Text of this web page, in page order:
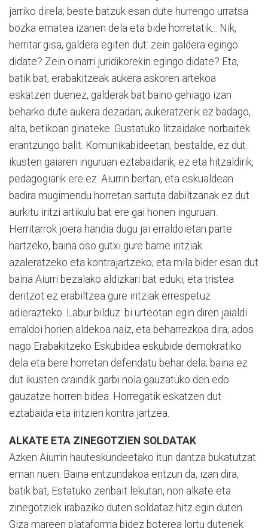
jarriko direla; beste batzuk esan dute hurrengo urratsa
bozka ematea izanen dela eta bide horretatik... Nik,
herritar gisa, galdera egiten dut: zein galdera egingo
didate? Zein oinarri juridikorekin egingo didate? Eta,
batik bat, erabakitzeak aukera askoren artekoa
eskatzen duenez, galderak bat baino gehiago izan
beharko dute aukera dezadan; aukeratzerik ez badago,
alta, betikoan ginateke. Gustatuko litzaidake norbaitek
erantzungo balit. Komunikabideetan, bestalde, ez dut
ikusten gaiaren inguruan eztabaidarik, ez eta hitzaldirik,
pedagogiarik ere ez. Aiurrin bertan, eta eskualdean
badira mugimendu horretan sartuta dabiltzanak ez dut
aurkitu iritzi artikulu bat ere gai honen inguruan.
Herritarrok joera handia dugu jai erraldoietan parte
hartzeko, baina oso gutxi gure barne iritziak
azaleratzeko eta kontrajartzeko; eta mila bider esan dut
baina Aiurri bezalako aldizkari bat eduki, eta tristea
deritzot ez erabiltzea gure iritziak errespetuz
adierazteko. Labur bilduz: bi urteotan egin diren jaialdi
erraldoi horien aldekoa naiz, eta beharrezkoa dira; ados
nago Erabakitzeko Eskubidea eskubide demokratiko
dela eta bere horretan defendatu behar dela; baina ez
dut ikusten oraindik garbi nola gauzatuko den edo
gauzatze horren bidea. Horregatik eskatzen dut
eztabaida eta iritzien kontra jartzea.
ALKATE ETA ZINEGOTZIEN SOLDATAK
Azken Aiurrin hauteskundeetako itun dantza bukatutzat
eman nuen. Baina entzundakoa entzun da, izan dira,
batik bat, Estatuko zenbait lekutan, non alkate eta
zinegotziek irabaziko duten soldataz hitz egin duten.
Giza mareen plataforma bidez boterea lortu dutenek